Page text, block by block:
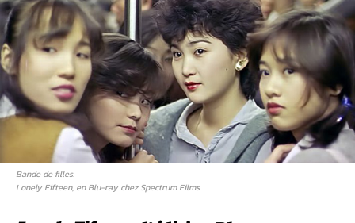
Bande de filles.
Lonely Fifteen, en Blu-ray chez Spectrum Films.